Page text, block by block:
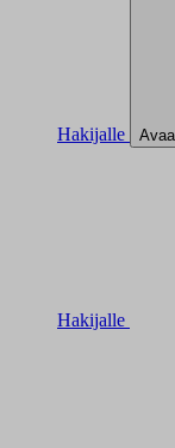
Hakijalle
Hakijalle